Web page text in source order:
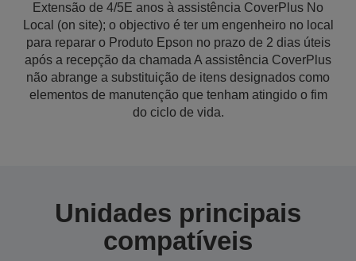
Extensão de 4/5E anos à assistência CoverPlus No
Local (on site); o objectivo é ter um engenheiro no local
para reparar o Produto Epson no prazo de 2 dias úteis
após a recepção da chamada A assistência CoverPlus
não abrange a substituição de itens designados como
elementos de manutenção que tenham atingido o fim
do ciclo de vida.
Unidades principais
compatíveis